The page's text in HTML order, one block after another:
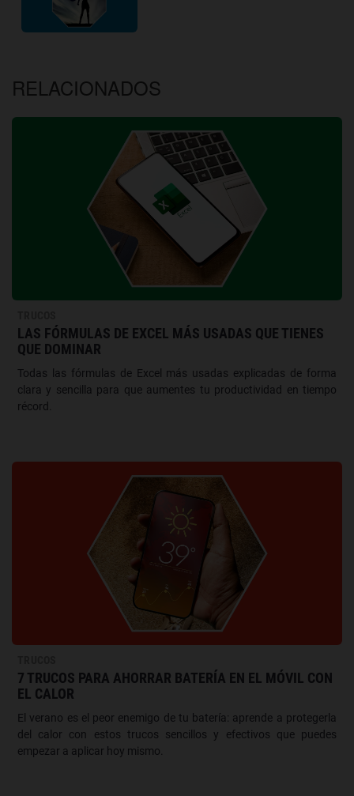
RELACIONADOS
LAS FÓRMULAS DE EXCEL MÁS USADAS QUE TIENES
QUE DOMINAR
Todas las fórmulas de Excel más usadas explicadas de forma
clara y sencilla para que aumentes tu productividad en tiempo
récord.
7 TRUCOS PARA AHORRAR BATERÍA EN EL MÓVIL CON
EL CALOR
El verano es el peor enemigo de tu batería: aprende a protegerla
del calor con estos trucos sencillos y efectivos que puedes
empezar a aplicar hoy mismo.